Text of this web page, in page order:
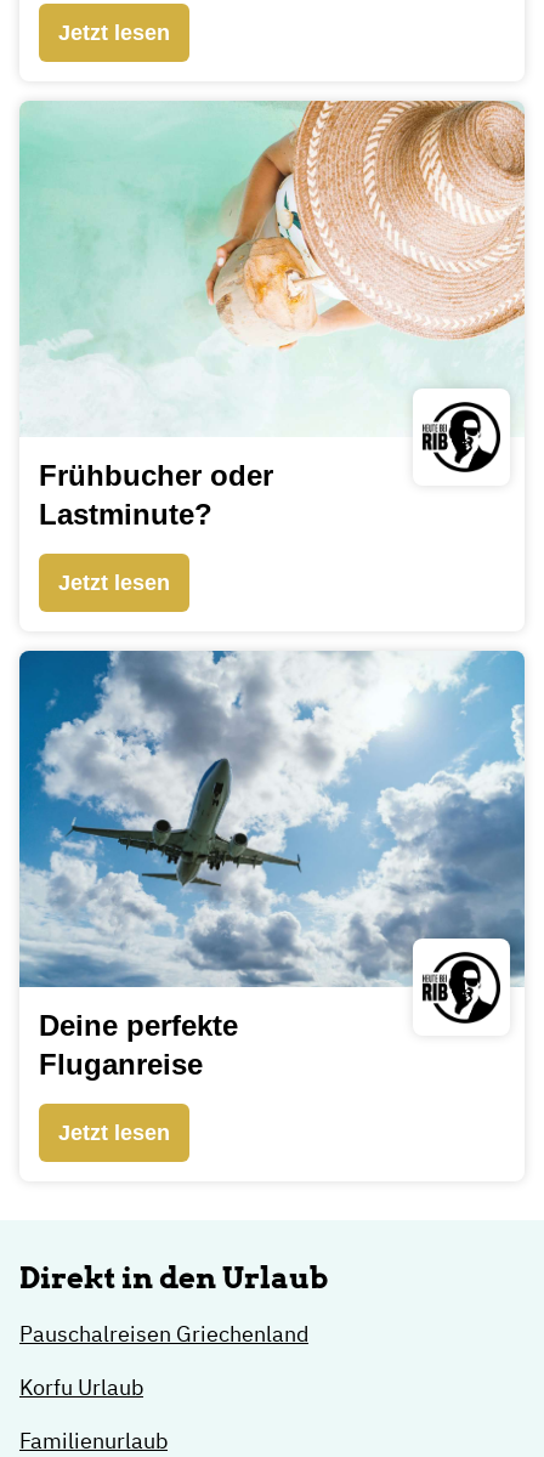
Jetzt lesen
Frühbucher oder
Lastminute?
Jetzt lesen
Deine perfekte
Fluganreise
Jetzt lesen
Direkt in den Urlaub
Pauschalreisen Griechenland
Korfu Urlaub
Familienurlaub